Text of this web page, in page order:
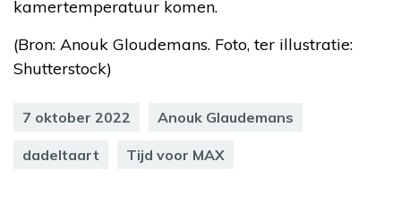
kamertemperatuur komen.
(Bron: Anouk Gloudemans. Foto, ter illustratie:
Shutterstock)
7 oktober 2022 Anouk Glaudemans
dadeltaart Tijd voor MAX